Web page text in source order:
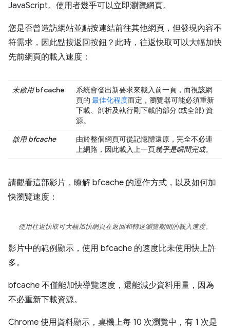
JavaScript。使用者幾乎可以立即瀏覽網頁。
您是否曾造訪網站並點按連結前往其他網頁，但發現內容不
符需求，因此點按返回按鈕？此時，往返快取可以大幅加快
先前網頁的載入速度：
未啟用bfcache
系統會發出新要求來載入前一頁，而視該網
頁的 最佳化程度而定，瀏覽器可能必須重新
下載、剖析及執行剛下載的部分 (或全部) 資
源。
啟用 bfcache
由於整個網頁可從記憶體還原，完全不必連
上網路，因此載入上一頁幾乎是瞬間完成。
請觀看這部影片，瞭解 bfcache 的運作方式，以及如何加
快瀏覽速度：
使用往返快取可大幅加快網頁在返回和轉送瀏覽期間的載入速度。
影片中的範例顯示，使用 bfcache 的速度比未使用快上許
多。
bfcache 不僅能加快導覽速度，還能減少資料用量，因為
不必重新下載資源。
Chrome 使用資料顯示，桌機上每 10 次瀏覽中，有 1 次是